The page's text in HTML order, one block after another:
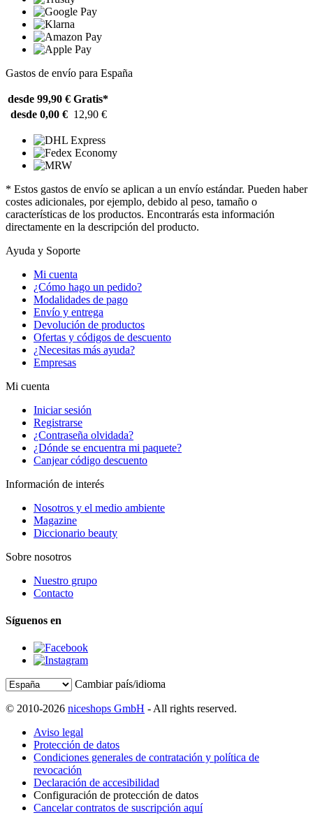
Gastos de envío para España
desde 99,90 € Gratis*
desde 0,00 € 12,90 €
* Estos gastos de envío se aplican a un envío estándar. Pueden haber
costes adicionales, por ejemplo, debido al peso, tamaño o
características de los productos. Encontrarás esta información
directamente en la descripción del producto.
Ayuda y Soporte
Mi cuenta
¿Cómo hago un pedido?
Modalidades de pago
Envío y entrega
Devolución de productos
Ofertas y códigos de descuento
¿Necesitas más ayuda?
Empresas
Mi cuenta
Iniciar sesión
Registrarse
¿Contraseña olvidada?
¿Dónde se encuentra mi paquete?
Canjear código descuento
Información de interés
Nosotros y el medio ambiente
Magazine
Diccionario beauty
Sobre nosotros
Nuestro grupo
Contacto
Síguenos en
Cambiar país/idioma
© 2010-2026 niceshops GmbH - All rights reserved.
Aviso legal
Protección de datos
Condiciones generales de contratación y política de
revocación
Declaración de accesibilidad
Configuración de protección de datos
Cancelar contratos de suscripción aquí